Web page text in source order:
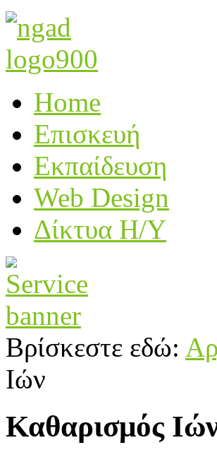
Home
Επισκευή
Εκπαίδευση
Web Design
Δίκτυα Η/Υ
Βρίσκεστε εδώ:
Ιών
Καθαρισμός